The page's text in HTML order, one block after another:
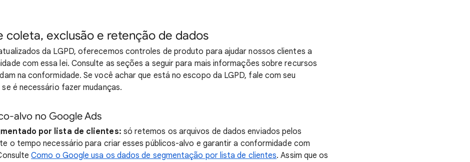
coleta, exclusão e retenção de dados
da LGPD, oferecemos controles de produto para ajudar nossos clientes a
com essa lei. Consulte as seções a seguir para mais informações sobre recursos
na conformidade. Se você achar que está no escopo da LGPD, fale com seu
é necessário fazer mudanças.
alvo no Google Ads
por lista de clientes: só retemos os arquivos de dados enviados pelos
o tempo necessário para criar esses públicos-alvo e garantir a conformidade com
Como o Google usa os dados de segmentação por lista de clientes. Assim que os